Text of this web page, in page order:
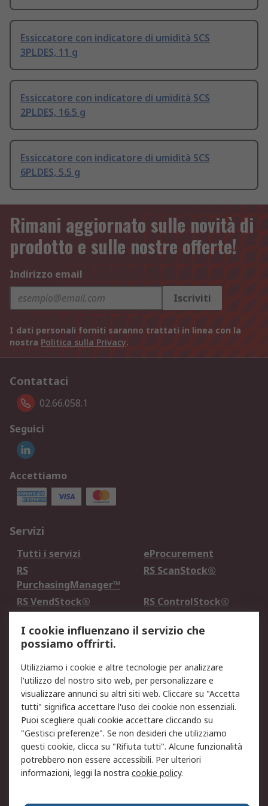
Essiccatore con indicatore di umidità SCS
3PLDES, 11 g
Essiccatore con indicatore di umidità SCS
2PLDES, 16.5 g
Essiccatore con indicatore di umidità SCS
6PLDES, 5.5 g
Rimani aggiornato sulle novità di
prodotto e sulle nostre offerte!
Indirizzo email
Iscriviti
I dati personali forniti saranno trattati in linea con la
nostra Politica sulla Privacy.
Contattaci
02.66.058.1
Seguici
Accettiamo
Servizi
Tutti i servizi
eProcurement
RS
PurchasingManager™
RS ScanStock®
RS VendStock®
RS ControlStock®
Legale
Informativa Cookie
Informativa Privacy -
Aggiornata
Email Security
Termini d'uso
Condizioni di vendita
Condizioni generali di
servizio
Etica e responsabilità
Chi Siamo
Chi Siamo Contattaci
I cookie influenzano il servizio che
possiamo offrirti.
Utilizziamo i cookie e altre tecnologie per analizzare
l'utilizzo del nostro sito web, per personalizzare e
visualizzare annunci su altri siti web. Cliccare su "Accetta
tutti" significa accettare l'uso dei cookie non essenziali.
Puoi scegliere quali cookie accettare cliccando su
"Gestisci preferenze". Se non desideri che utilizziamo
questi cookie, clicca su "Rifiuta tutti". Alcune funzionalità
potrebbero non essere accessibili. Per ulteriori
informazioni, leggi la nostra cookie policy.